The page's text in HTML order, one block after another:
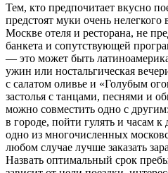
Тем, кто предпочитает вкусно
предстоят муки очень
Москве отеля и ресторана, не
банкета и сопутствующей
— это может быть
ужин или ностальгическая
с салатом оливье и «Голубым
застолья с танцами, песнями и
можно совместить одно с
в городе, пойти гулять и часам к
одно из многочисленных
любом случае лучше заказать
Назвать оптимальный срок